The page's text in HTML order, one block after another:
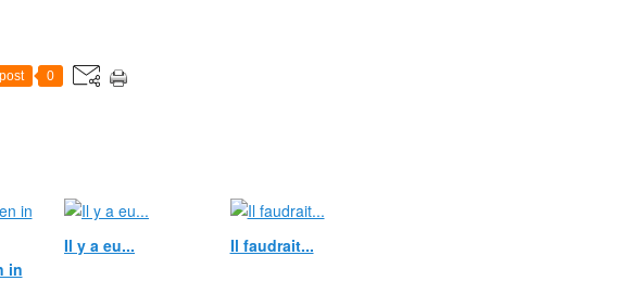
0
in
Il y a eu... Il faudrait...